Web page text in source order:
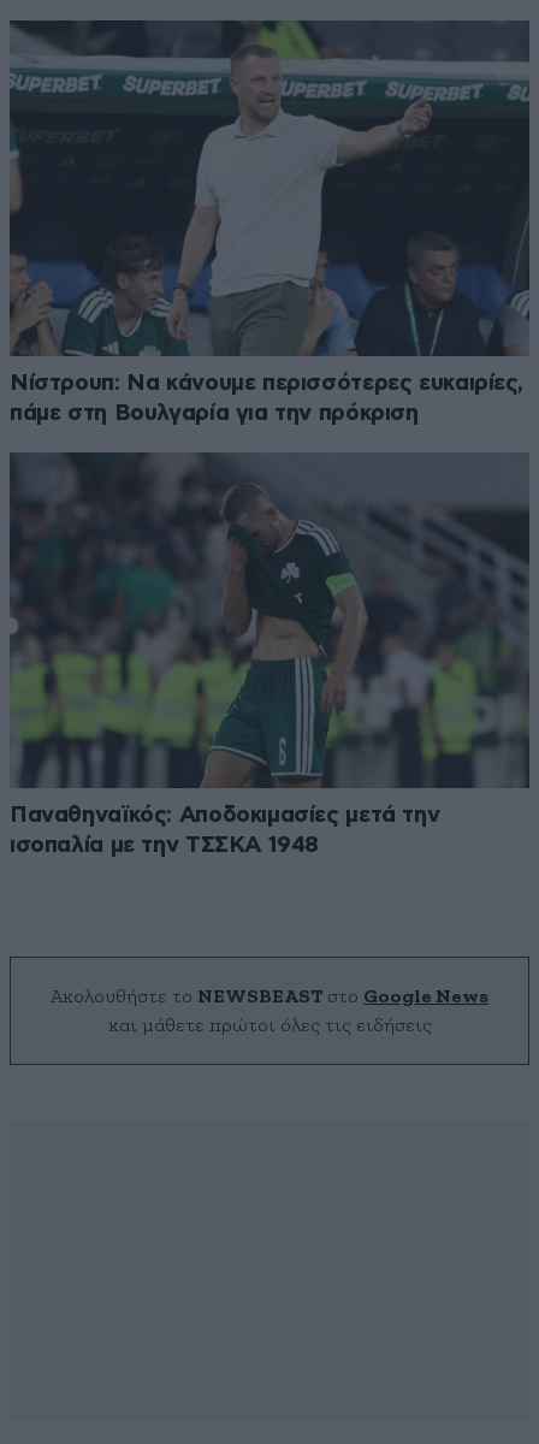
Νίστρουπ: Να κάνουμε περισσότερες ευκαιρίες,
πάμε στη Βουλγαρία για την πρόκριση
Παναθηναϊκός: Αποδοκιμασίες μετά την
ισοπαλία με την ΤΣΣΚΑ 1948
Ακολουθήστε το NEWSBEAST στο Google News
και μάθετε πρώτοι όλες τις ειδήσεις